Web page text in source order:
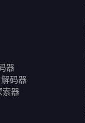
器
码器
索器